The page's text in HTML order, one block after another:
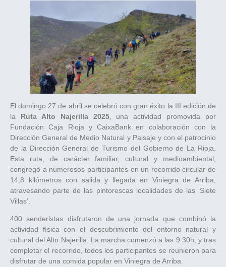
El domingo 27 de abril se celebró con gran éxito la III edición de
la Ruta Alto Najerilla 2025, una actividad promovida por
Fundación Caja Rioja y CaixaBank en colaboración con la
Dirección General de Medio Natural y Paisaje y con el patrocinio
de la Dirección General de Turismo del Gobierno de La Rioja.
Esta ruta, de carácter familiar, cultural y medioambiental,
congregó a numerosos participantes en un recorrido circular de
14,8 kilómetros con salida y llegada en Viniegra de Arriba,
atravesando parte de las pintorescas localidades de las ‘Siete
Villas’.
400 senderistas disfrutaron de una jornada que combinó la
actividad física con el descubrimiento del entorno natural y
cultural del Alto Najerilla. La marcha comenzó a las 9:30h, y tras
completar el recorrido, todos los participantes se reunieron para
disfrutar de una comida popular en Viniegra de Arriba.